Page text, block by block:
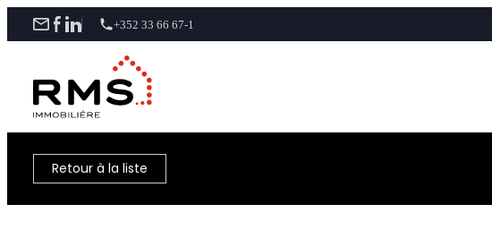
+352 33 66 67-1
Retour à la liste